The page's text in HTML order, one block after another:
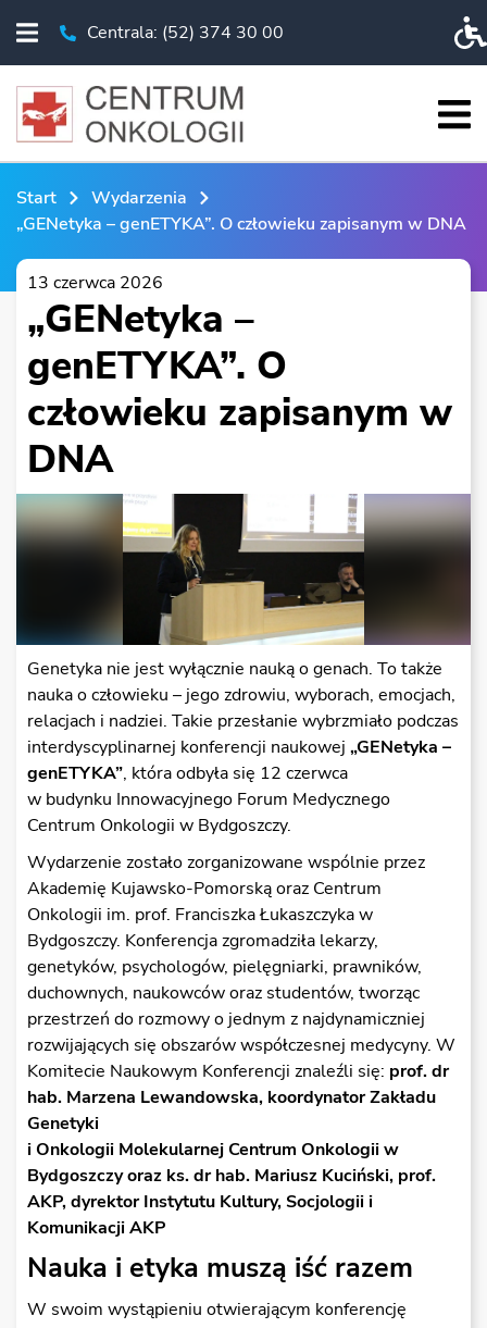
Rozwiń menu
Telefon Centrala: (52) 374 30 00
Centrala: (52) 374 30 00
O NAS
PACJENT
BADANIA I EDUKACJA
WYDARZENIA
CHIRURGIA ROBOTYCZNA
ESKLEP
Start
Wydarzenia
„GENetyka – genETYKA”. O człowieku zapisanym w DNA
13 czerwca 2026
„GENetyka –
genETYKA”. O
człowieku zapisanym w
DNA
Genetyka nie jest wyłącznie nauką o genach. To także
nauka o człowieku – jego zdrowiu, wyborach, emocjach,
relacjach i nadziei. Takie przesłanie wybrzmiało podczas
interdyscyplinarnej konferencji naukowej „GENetyka –
genETYKA”, która odbyła się 12 czerwca
w budynku Innowacyjnego Forum Medycznego
Centrum Onkologii w Bydgoszczy.
Wydarzenie zostało zorganizowane wspólnie przez
Akademię Kujawsko-Pomorską oraz Centrum
Onkologii im. prof. Franciszka Łukaszczyka w
Bydgoszczy. Konferencja zgromadziła lekarzy,
genetyków, psychologów, pielęgniarki, prawników,
duchownych, naukowców oraz studentów, tworząc
przestrzeń do rozmowy o jednym z najdynamiczniej
rozwijających się obszarów współczesnej medycyny. W
Komitecie Naukowym Konferencji znaleźli się: prof. dr
hab. Marzena Lewandowska, koordynator Zakładu
Genetyki
i Onkologii Molekularnej Centrum Onkologii w
Bydgoszczy oraz ks. dr hab. Mariusz Kuciński, prof.
AKP, dyrektor Instytutu Kultury, Socjologii i
Komunikacji AKP
Nauka i etyka muszą iść razem
W swoim wystąpieniu otwierającym konferencję